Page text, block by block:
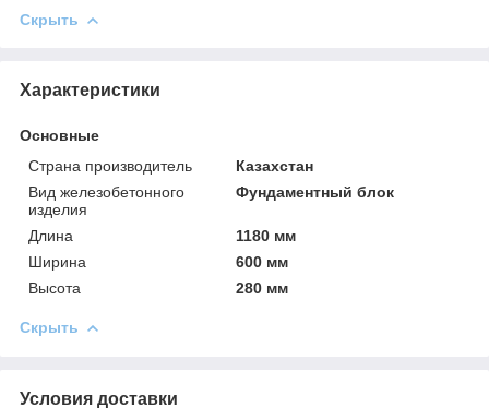
Скрыть
Характеристики
Основные
Страна производитель
Казахстан
Вид железобетонного
изделия
Фундаментный блок
Длина
1180 мм
Ширина
600 мм
Высота
280 мм
Скрыть
Условия доставки